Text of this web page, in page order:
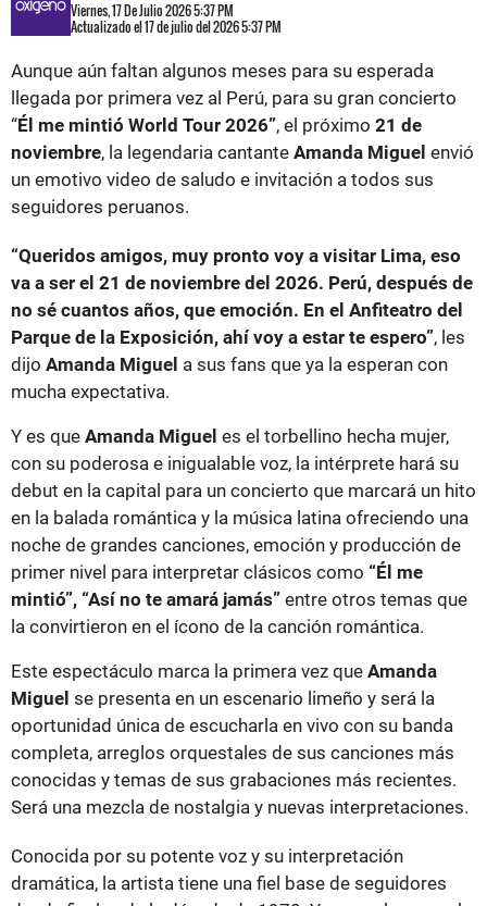
Viernes, 17 De Julio 2026 5:37 PM
Actualizado el 17 de julio del 2026 5:37 PM
Aunque aún faltan algunos meses para su esperada
llegada por primera vez al Perú, para su gran concierto
“Él me mintió World Tour 2026”, el próximo 21 de
noviembre, la legendaria cantante Amanda Miguel envió
un emotivo video de saludo e invitación a todos sus
seguidores peruanos.
“Queridos amigos, muy pronto voy a visitar Lima, eso
va a ser el 21 de noviembre del 2026. Perú, después de
no sé cuantos años, que emoción. En el Anfiteatro del
Parque de la Exposición, ahí voy a estar te espero”, les
dijo Amanda Miguel a sus fans que ya la esperan con
mucha expectativa.
Y es que Amanda Miguel es el torbellino hecha mujer,
con su poderosa e inigualable voz, la intérprete hará su
debut en la capital para un concierto que marcará un hito
en la balada romántica y la música latina ofreciendo una
noche de grandes canciones, emoción y producción de
primer nivel para interpretar clásicos como “Él me
mintió”, “Así no te amará jamás” entre otros temas que
la convirtieron en el ícono de la canción romántica.
Este espectáculo marca la primera vez que Amanda
Miguel se presenta en un escenario limeño y será la
oportunidad única de escucharla en vivo con su banda
completa, arreglos orquestales de sus canciones más
conocidas y temas de sus grabaciones más recientes.
Será una mezcla de nostalgia y nuevas interpretaciones.
Conocida por su potente voz y su interpretación
dramática, la artista tiene una fiel base de seguidores